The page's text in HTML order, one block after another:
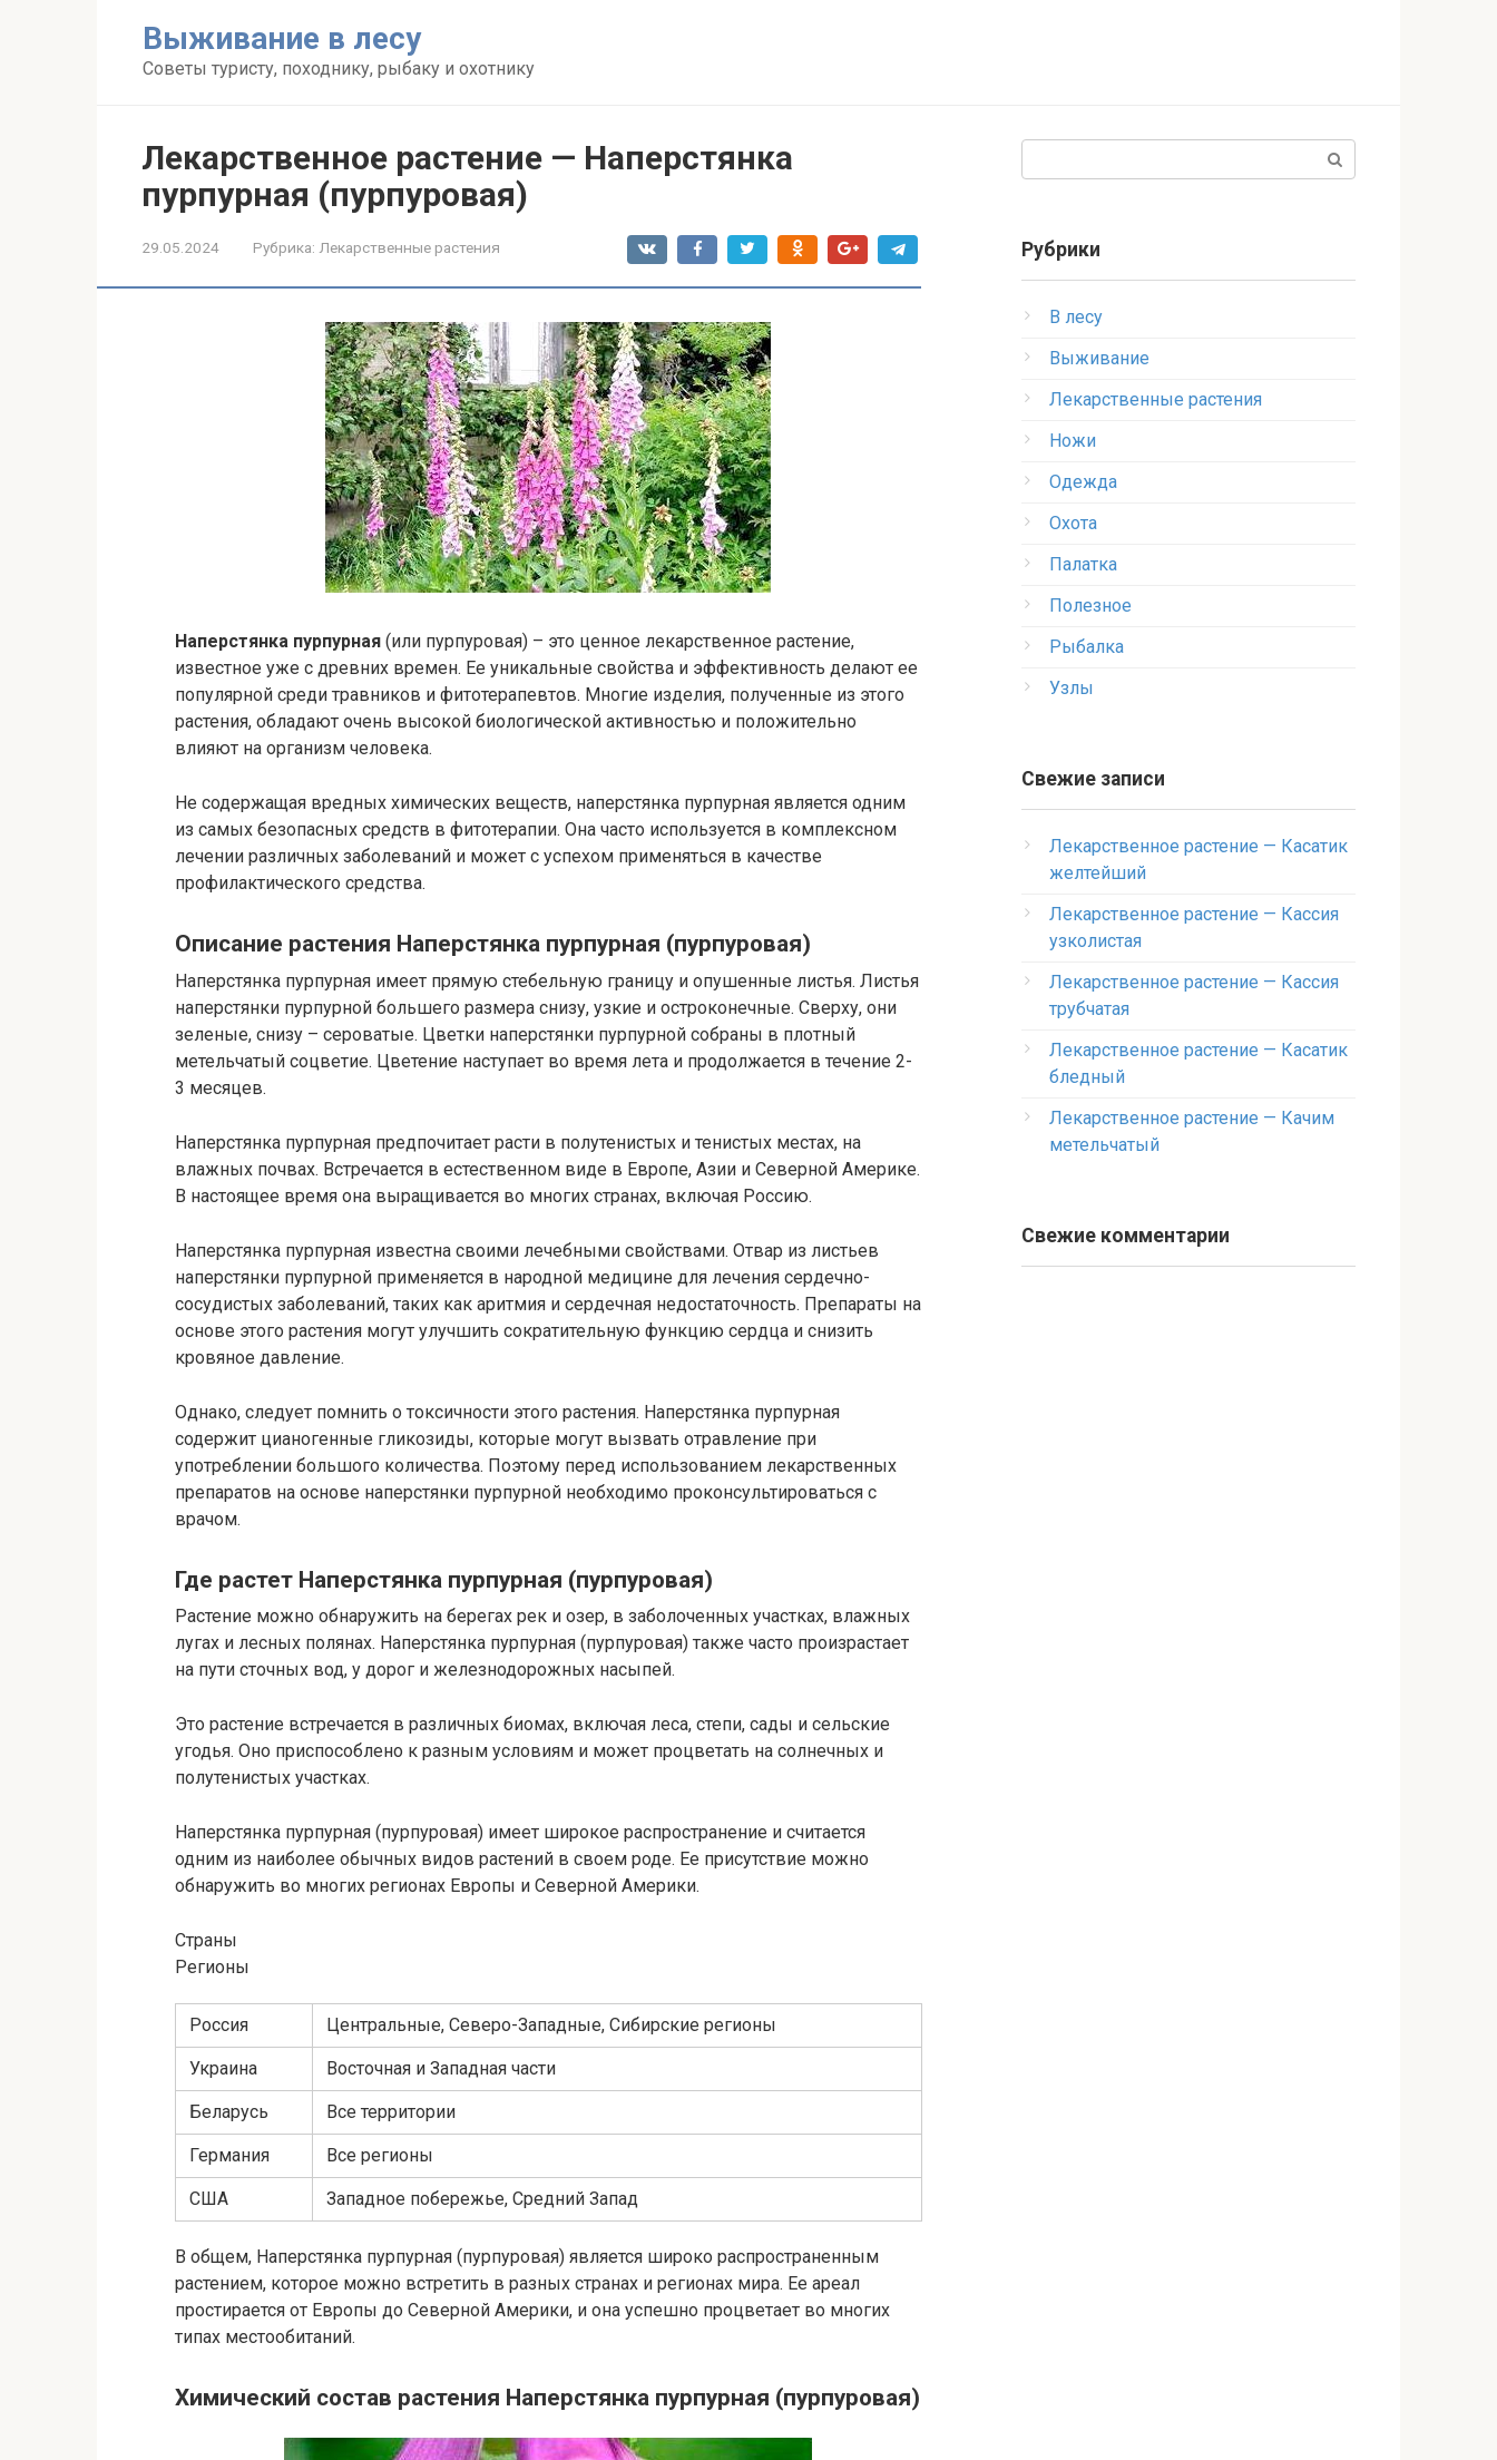
Выживание в лесу
Советы туристу, походнику, рыбаку и охотнику
Лекарственное растение — Наперстянка
пурпурная (пурпуровая)
29.05.2024 Рубрика: Лекарственные растения
Наперстянка пурпурная (или пурпуровая) – это ценное лекарственное растение,
известное уже с древних времен. Ее уникальные свойства и эффективность делают ее
популярной среди травников и фитотерапевтов. Многие изделия, полученные из этого
растения, обладают очень высокой биологической активностью и положительно
влияют на организм человека.
Не содержащая вредных химических веществ, наперстянка пурпурная является одним
из самых безопасных средств в фитотерапии. Она часто используется в комплексном
лечении различных заболеваний и может с успехом применяться в качестве
профилактического средства.
Описание растения Наперстянка пурпурная (пурпуровая)
Наперстянка пурпурная имеет прямую стебельную границу и опушенные листья. Листья
наперстянки пурпурной большего размера снизу, узкие и остроконечные. Сверху, они
зеленые, снизу – сероватые. Цветки наперстянки пурпурной собраны в плотный
метельчатый соцветие. Цветение наступает во время лета и продолжается в течение 2-
3 месяцев.
Наперстянка пурпурная предпочитает расти в полутенистых и тенистых местах, на
влажных почвах. Встречается в естественном виде в Европе, Азии и Северной Америке.
В настоящее время она выращивается во многих странах, включая Россию.
Наперстянка пурпурная известна своими лечебными свойствами. Отвар из листьев
наперстянки пурпурной применяется в народной медицине для лечения сердечно-
сосудистых заболеваний, таких как аритмия и сердечная недостаточность. Препараты на
основе этого растения могут улучшить сократительную функцию сердца и снизить
кровяное давление.
Однако, следует помнить о токсичности этого растения. Наперстянка пурпурная
содержит цианогенные гликозиды, которые могут вызвать отравление при
употреблении большого количества. Поэтому перед использованием лекарственных
препаратов на основе наперстянки пурпурной необходимо проконсультироваться с
врачом.
Где растет Наперстянка пурпурная (пурпуровая)
Растение можно обнаружить на берегах рек и озер, в заболоченных участках, влажных
лугах и лесных полянах. Наперстянка пурпурная (пурпуровая) также часто произрастает
на пути сточных вод, у дорог и железнодорожных насыпей.
Это растение встречается в различных биомах, включая леса, степи, сады и сельские
угодья. Оно приспособлено к разным условиям и может процветать на солнечных и
полутенистых участках.
Наперстянка пурпурная (пурпуровая) имеет широкое распространение и считается
одним из наиболее обычных видов растений в своем роде. Ее присутствие можно
обнаружить во многих регионах Европы и Северной Америки.
Страны
Регионы
Россия Центральные, Северо-Западные, Сибирские регионы
Украина Восточная и Западная части
Беларусь Все территории
Германия Все регионы
США Западное побережье, Средний Запад
В общем, Наперстянка пурпурная (пурпуровая) является широко распространенным
растением, которое можно встретить в разных странах и регионах мира. Ее ареал
простирается от Европы до Северной Америки, и она успешно процветает во многих
типах местообитаний.
Химический состав растения Наперстянка пурпурная (пурпуровая)
Рубрики
В лесу
Выживание
Лекарственные растения
Ножи
Одежда
Охота
Палатка
Полезное
Рыбалка
Узлы
Свежие записи
Лекарственное растение — Касатик
желтейший
Лекарственное растение — Кассия
узколистая
Лекарственное растение — Кассия
трубчатая
Лекарственное растение — Касатик
бледный
Лекарственное растение — Качим
метельчатый
Свежие комментарии